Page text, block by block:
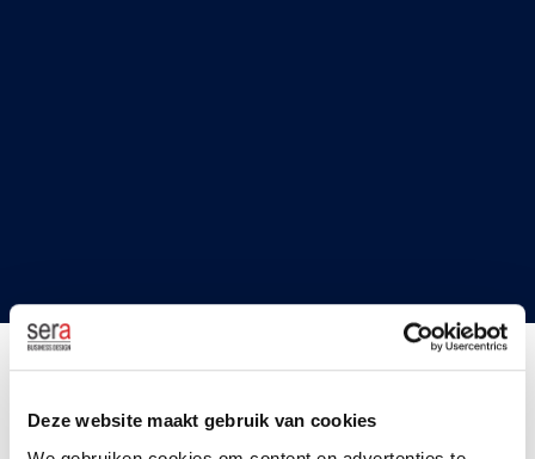
Deze website maakt gebruik van cookies
Neem vrijblijvend contact op met één van onze